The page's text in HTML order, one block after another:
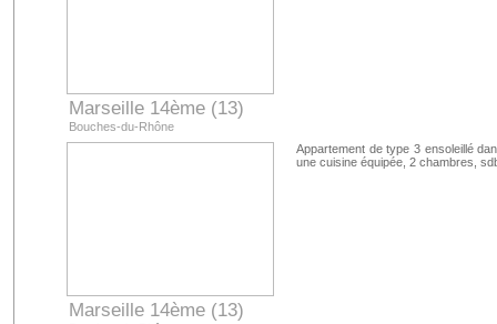
Marseille 14ème (13)
Bouches-du-Rhône
Marseille 14ème (13)
Appartement de type 3 ensoleillé
une cuisine équipée, 2 chambres,